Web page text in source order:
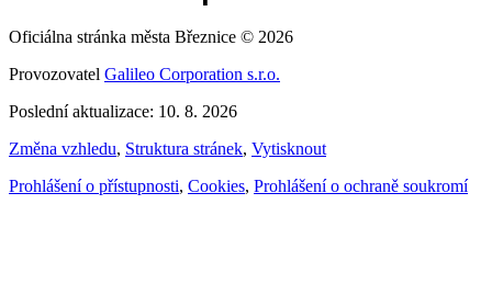
Oficiálna stránka města Březnice © 2026
Provozovatel Galileo Corporation s.r.o.
Poslední aktualizace: 10. 8. 2026
Změna vzhledu, Struktura stránek, Vytisknout
Prohlášení o přístupnosti, Cookies, Prohlášení o ochraně soukromí